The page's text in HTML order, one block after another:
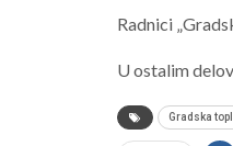
Radnici
U ostalim
Gradska